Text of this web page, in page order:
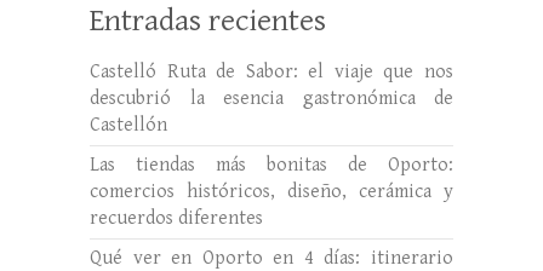
Entradas recientes
Castelló Ruta de Sabor: el viaje que nos
descubrió la esencia gastronómica de
Castellón
Las tiendas más bonitas de Oporto:
comercios históricos, diseño, cerámica y
recuerdos diferentes
Qué ver en Oporto en 4 días: itinerario